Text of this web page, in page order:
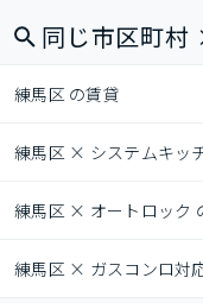
同じ市区町村
練馬区 の賃貸
練馬区 × システムキッ
練馬区 × オートロック
練馬区 × ガスコンロ対